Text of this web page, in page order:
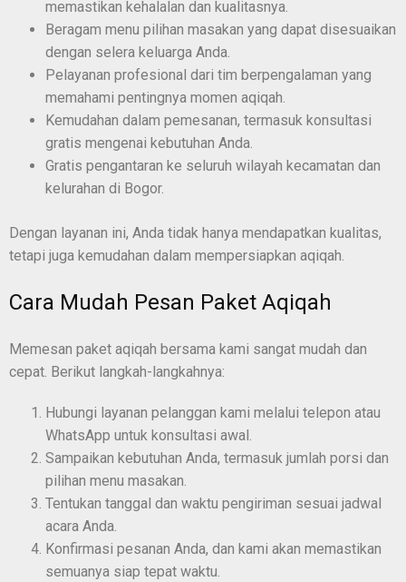
memastikan kehalalan dan kualitasnya.
Beragam menu pilihan masakan yang dapat disesuaikan
dengan selera keluarga Anda.
Pelayanan profesional dari tim berpengalaman yang
memahami pentingnya momen aqiqah.
Kemudahan dalam pemesanan, termasuk konsultasi
gratis mengenai kebutuhan Anda.
Gratis pengantaran ke seluruh wilayah kecamatan dan
kelurahan di Bogor.
Dengan layanan ini, Anda tidak hanya mendapatkan kualitas,
tetapi juga kemudahan dalam mempersiapkan aqiqah.
Cara Mudah Pesan Paket Aqiqah
Memesan paket aqiqah bersama kami sangat mudah dan
cepat. Berikut langkah-langkahnya:
Hubungi layanan pelanggan kami melalui telepon atau
WhatsApp untuk konsultasi awal.
Sampaikan kebutuhan Anda, termasuk jumlah porsi dan
pilihan menu masakan.
Tentukan tanggal dan waktu pengiriman sesuai jadwal
acara Anda.
Konfirmasi pesanan Anda, dan kami akan memastikan
semuanya siap tepat waktu.